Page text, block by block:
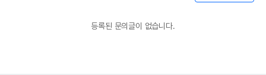
등록된 문의글이 없습니다.